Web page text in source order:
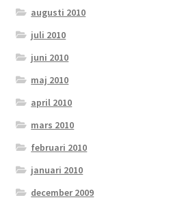
augusti 2010
juli 2010
juni 2010
maj 2010
april 2010
mars 2010
februari 2010
januari 2010
december 2009